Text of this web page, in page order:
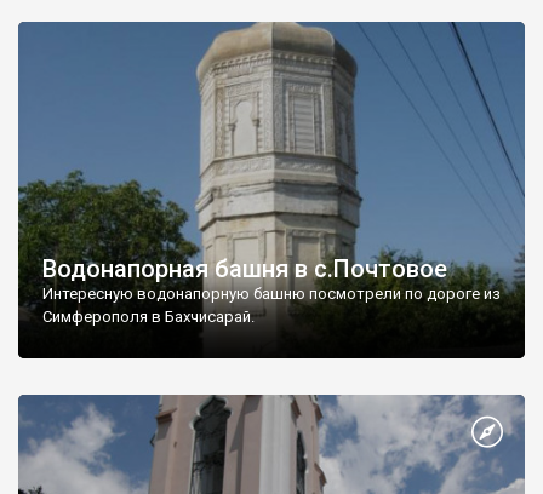
Водонапорная башня в с.Почтовое
Интересную водонапорную башню посмотрели по дороге из
Симферополя в Бахчисарай.